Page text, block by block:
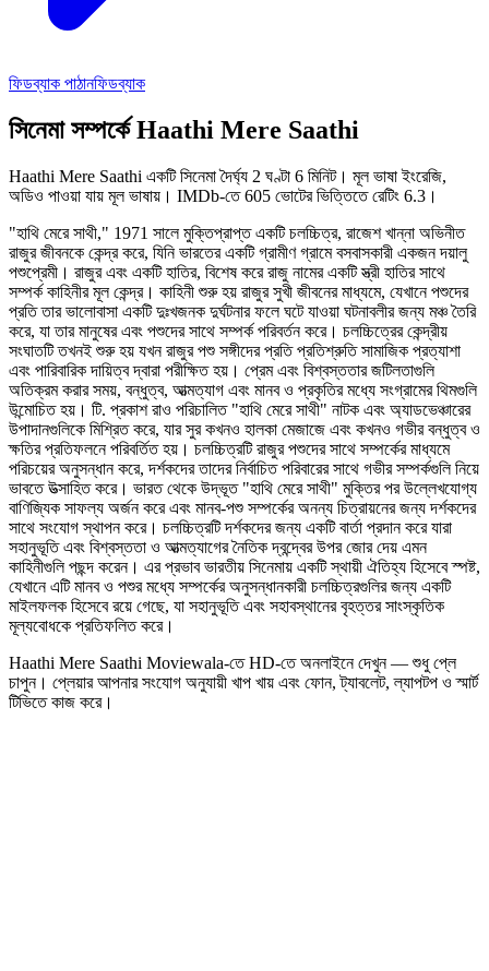
ফিডব্যাক পাঠানফিডব্যাক
সিনেমা সম্পর্কে Haathi Mere Saathi
Haathi Mere Saathi একটি সিনেমা দৈর্ঘ্য 2 ঘণ্টা 6 মিনিট। মূল ভাষা ইংরেজি,
অডিও পাওয়া যায় মূল ভাষায়। IMDb-তে 605 ভোটের ভিত্তিতে রেটিং 6.3।
"হাথি মেরে সাথী," 1971 সালে মুক্তিপ্রাপ্ত একটি চলচ্চিত্র, রাজেশ খান্না অভিনীত
রাজুর জীবনকে কেন্দ্র করে, যিনি ভারতের একটি গ্রামীণ গ্রামে বসবাসকারী একজন দয়ালু
পশুপ্রেমী। রাজুর এবং একটি হাতির, বিশেষ করে রাজু নামের একটি স্ত্রী হাতির সাথে
সম্পর্ক কাহিনীর মূল কেন্দ্র। কাহিনী শুরু হয় রাজুর সুখী জীবনের মাধ্যমে, যেখানে পশুদের
প্রতি তার ভালোবাসা একটি দুঃখজনক দুর্ঘটনার ফলে ঘটে যাওয়া ঘটনাবলীর জন্য মঞ্চ তৈরি
করে, যা তার মানুষের এবং পশুদের সাথে সম্পর্ক পরিবর্তন করে। চলচ্চিত্রের কেন্দ্রীয়
সংঘাতটি তখনই শুরু হয় যখন রাজুর পশু সঙ্গীদের প্রতি প্রতিশ্রুতি সামাজিক প্রত্যাশা
এবং পারিবারিক দায়িত্ব দ্বারা পরীক্ষিত হয়। প্রেম এবং বিশ্বস্ততার জটিলতাগুলি
অতিক্রম করার সময়, বন্ধুত্ব, আত্মত্যাগ এবং মানব ও প্রকৃতির মধ্যে সংগ্রামের থিমগুলি
উন্মোচিত হয়। টি. প্রকাশ রাও পরিচালিত "হাথি মেরে সাথী" নাটক এবং অ্যাডভেঞ্চারের
উপাদানগুলিকে মিশ্রিত করে, যার সুর কখনও হালকা মেজাজে এবং কখনও গভীর বন্ধুত্ব ও
ক্ষতির প্রতিফলনে পরিবর্তিত হয়। চলচ্চিত্রটি রাজুর পশুদের সাথে সম্পর্কের মাধ্যমে
পরিচয়ের অনুসন্ধান করে, দর্শকদের তাদের নির্বাচিত পরিবারের সাথে গভীর সম্পর্কগুলি নিয়ে
ভাবতে উত্সাহিত করে। ভারত থেকে উদ্ভূত "হাথি মেরে সাথী" মুক্তির পর উল্লেখযোগ্য
বাণিজ্যিক সাফল্য অর্জন করে এবং মানব-পশু সম্পর্কের অনন্য চিত্রায়নের জন্য দর্শকদের
সাথে সংযোগ স্থাপন করে। চলচ্চিত্রটি দর্শকদের জন্য একটি বার্তা প্রদান করে যারা
সহানুভূতি এবং বিশ্বস্ততা ও আত্মত্যাগের নৈতিক দ্বন্দ্বের উপর জোর দেয় এমন
কাহিনীগুলি পছন্দ করেন। এর প্রভাব ভারতীয় সিনেমায় একটি স্থায়ী ঐতিহ্য হিসেবে স্পষ্ট,
যেখানে এটি মানব ও পশুর মধ্যে সম্পর্কের অনুসন্ধানকারী চলচ্চিত্রগুলির জন্য একটি
মাইলফলক হিসেবে রয়ে গেছে, যা সহানুভূতি এবং সহাবস্থানের বৃহত্তর সাংস্কৃতিক
মূল্যবোধকে প্রতিফলিত করে।
Haathi Mere Saathi Moviewala-তে HD-তে অনলাইনে দেখুন — শুধু প্লে
চাপুন। প্লেয়ার আপনার সংযোগ অনুযায়ী খাপ খায় এবং ফোন, ট্যাবলেট, ল্যাপটপ ও স্মার্ট
টিভিতে কাজ করে।